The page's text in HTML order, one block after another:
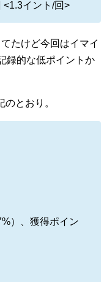
<1.3イント/回>
たけど今回はイマイ
録的な低ポイントか
とおり。
）、獲得ポイン